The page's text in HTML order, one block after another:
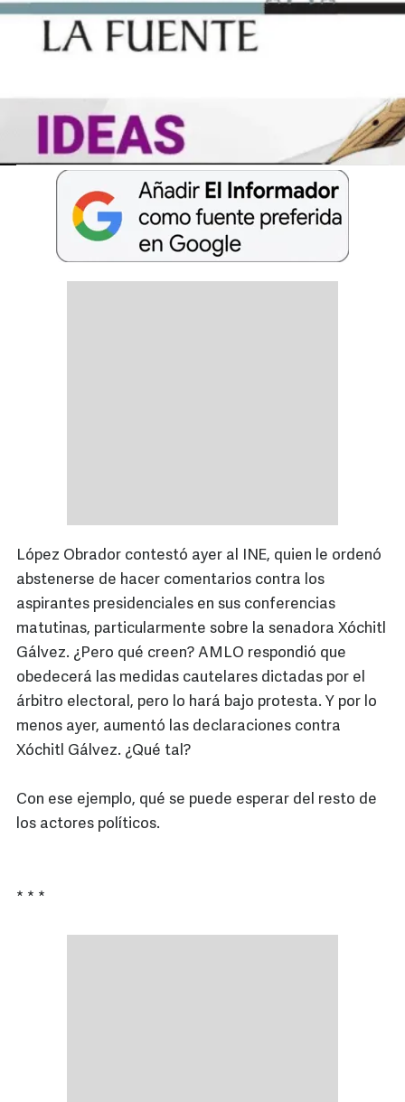
López Obrador contestó ayer al INE, quien le ordenó
abstenerse de hacer comentarios contra los
aspirantes presidenciales en sus conferencias
matutinas, particularmente sobre la senadora Xóchitl
Gálvez. ¿Pero qué creen? AMLO respondió que
obedecerá las medidas cautelares dictadas por el
árbitro electoral, pero lo hará bajo protesta. Y por lo
menos ayer, aumentó las declaraciones contra
Xóchitl Gálvez. ¿Qué tal?
Con ese ejemplo, qué se puede esperar del resto de
los actores políticos.
* * *